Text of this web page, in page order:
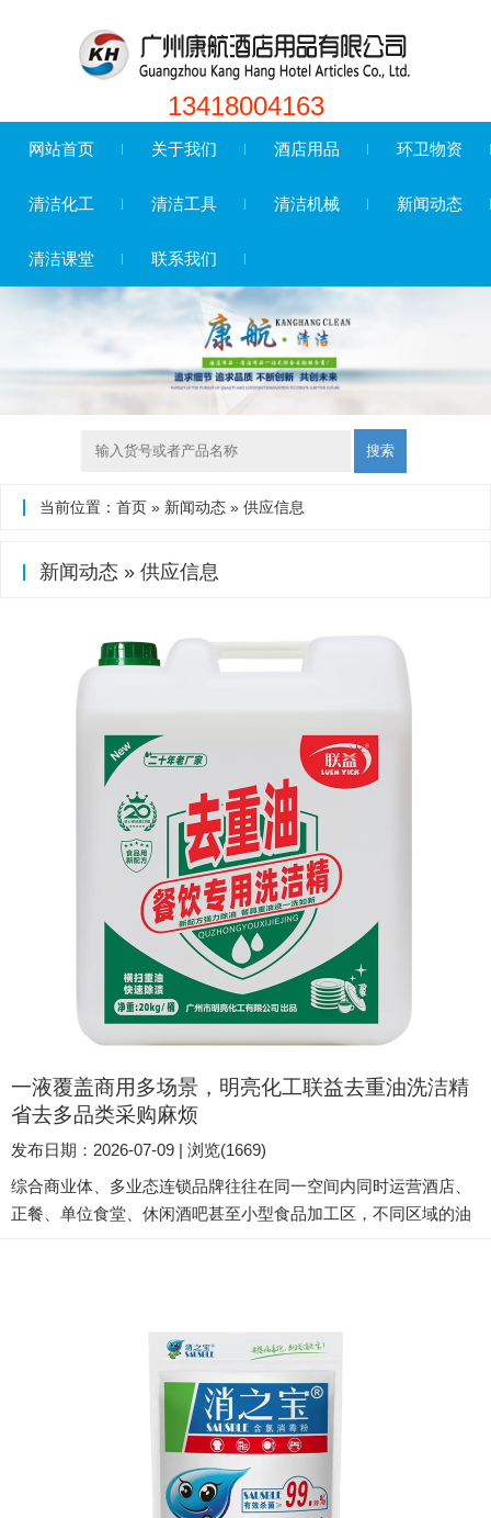
13418004163
网站首页 关于我们 酒店用品 环卫物资
清洁化工 清洁工具 清洁机械 新闻动态
清洁课堂 联系我们
搜索
当前位置： 首页 » 新闻动态 » 供应信息
新闻动态 » 供应信息
一液覆盖商用多场景，明亮化工联益去重油洗洁精
省去多品类采购麻烦
发布日期：2026-07-09 | 浏览(1669)
综合商业体、多业态连锁品牌往往在同一空间内同时运营酒店、
正餐、单位食堂、休闲酒吧甚至小型食品加工区，不同区域的油
堆放杂乱、采购成本攀升，更会让各区域的保洁标准难以统一，